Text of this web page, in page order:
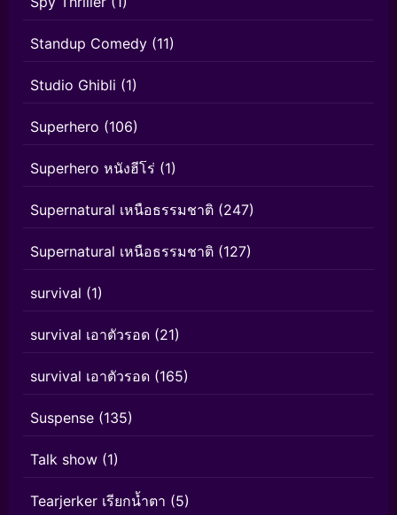
Standup Comedy (11)
Studio Ghibli (1)
Superhero (106)
Superhero หนังฮีโร่ (1)
Supernatural เหนือธรรมชาติ (247)
Supernatural เหนือธรรมชาติ (127)
survival (1)
survival เอาตัวรอด (21)
survival เอาตัวรอด (165)
Suspense (135)
Talk show (1)
Tearjerker เรียกน้ำตา (5)